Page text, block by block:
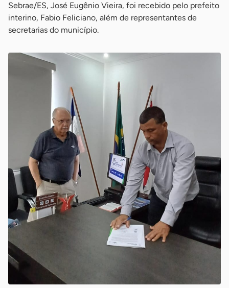
Sebrae/ES, José Eugênio Vieira, foi recebido pelo prefeito
interino, Fabio Feliciano, além de representantes de
secretarias do município.